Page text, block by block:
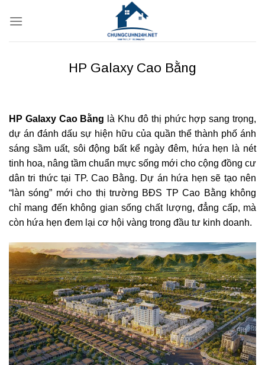
qua
HP Galaxy Cao Bằng
HP Galaxy Cao Bằng là Khu đô thị phức hợp sang trọng,
dự án đánh dấu sự hiện hữu của quần thể thành phố ánh
sáng sầm uất, sôi động bất kể ngày đêm, hứa hẹn là nét
tinh hoa, nâng tầm chuẩn mực sống mới cho cộng đồng cư
dân tri thức tại TP. Cao Bằng. Dự án hứa hẹn sẽ tạo nên
“làn sóng” mới cho thị trường BĐS TP Cao Bằng không
chỉ mang đến không gian sống chất lượng, đẳng cấp, mà
còn hứa hẹn đem lại cơ hội vàng trong đầu tư kinh doanh.